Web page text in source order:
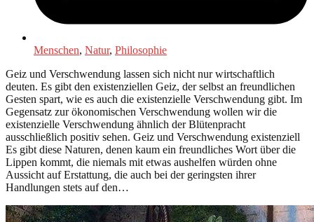
Menschen, Natur, Philosophie
Geiz und Verschwendung lassen sich nicht nur wirtschaftlich
deuten. Es gibt den existenziellen Geiz, der selbst an freundlichen
Gesten spart, wie es auch die existenzielle Verschwendung gibt. Im
Gegensatz zur ökonomischen Verschwendung wollen wir die
existenzielle Verschwendung ähnlich der Blütenpracht
ausschließlich positiv sehen. Geiz und Verschwendung existenziell
Es gibt diese Naturen, denen kaum ein freundliches Wort über die
Lippen kommt, die niemals mit etwas aushelfen würden ohne
Aussicht auf Erstattung, die auch bei der geringsten ihrer
Handlungen stets auf den…